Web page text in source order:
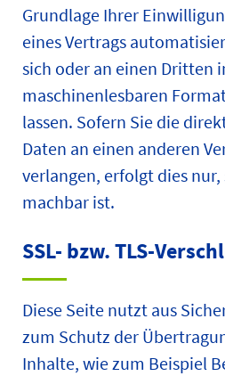
Grundlage Ihrer
eines Vertrags
sich oder an einen Dritten
maschinenlesbaren
lassen. Sofern Sie die
Daten an einen anderen
verlangen, erfolgt dies
machbar ist.
SSL- bzw. TLS-
Diese Seite nutzt aus
zum Schutz der
Inhalte, wie zum Beispiel